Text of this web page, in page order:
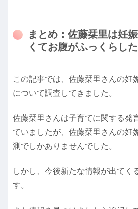
まとめ：佐藤栞里は妊
くてお腹がふっくらし
この記事では、佐藤栞里さんの妊
について調査してきました。
佐藤栞里さんは子育てに関する発
ていましたが、佐藤栞里さんの妊
測でしかありませんでした。
しかし、今後新たな情報が出てく
す。